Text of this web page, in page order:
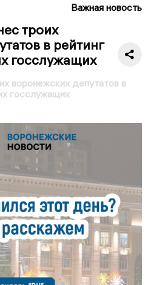
Важная новость
троих
в рейтинг
госслужащих
воронежских депутатов в
госслужащих